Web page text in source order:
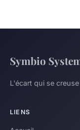
Symbio
L'écart qui se
LIENS